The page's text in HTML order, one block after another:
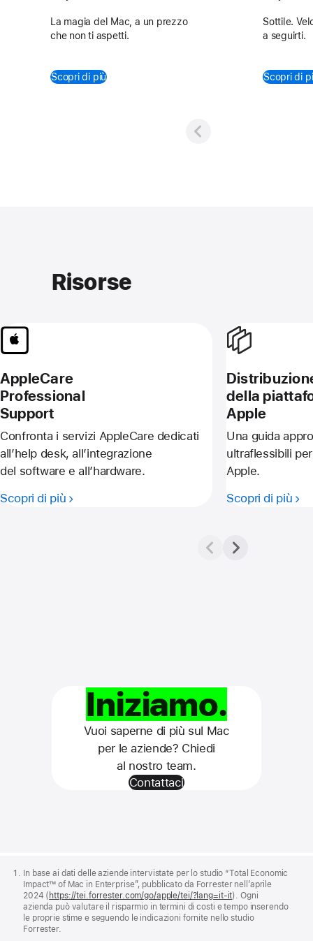
argento,
rosa
pastello,
agrume
La magia del Mac, a un prezzo
che non ti aspetti.
Scopri di più
celeste,
argento,
galassia
Sottile.
a seguirti.
Scopri di
Risorse
AppleCare
Professional
Support
Confronta i servizi AppleCare dedicati
all’help desk, all’integrazione
del software e all’hardware.
Scopri di più
della
Apple
Una guida
ultraflessibili
Apple.
Scopri di più
Iniziamo.
Vuoi saperne di più sul Mac
per le aziende? Chiedi
al nostro team.
Contattaci
FooterIn base ai dati delle aziende intervistate per lo studio “Total Economic
Impact™ of Mac in Enterprise”, pubblicato da Forrester nell’aprile
2024 ( https://tei.forrester.com/go/apple/tei/?lang=it-it). Ogni
azienda può valutare il risparmio in termini di costi e tempo inserendo
le proprie stime e seguendo le indicazioni fornite nello studio
Forrester.